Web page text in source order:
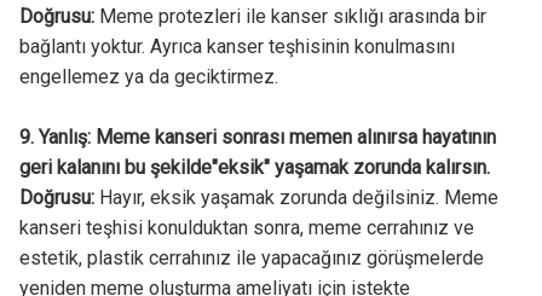
Doğrusu: Meme protezleri ile kanser sıklığı arasında bir
bağlantı yoktur. Ayrıca kanser teşhisinin konulmasını
engellemez ya da geciktirmez.
9. Yanlış: Meme kanseri sonrası memen alınırsa hayatının
geri kalanını bu şekilde"eksik" yaşamak zorunda kalırsın.
Doğrusu:Hayır, eksik yaşamak zorunda değilsiniz. Meme
kanseri teşhisi konulduktan sonra, meme cerrahınız ve
estetik, plastik cerrahınız ile yapacağınız görüşmelerde
yeniden meme oluşturma ameliyatı için istekte